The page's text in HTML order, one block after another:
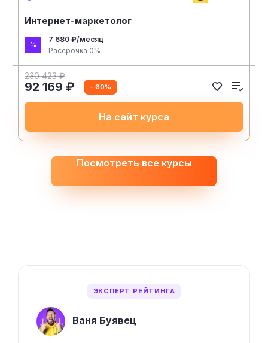
ЭКСПЕРТ РЕЙТИНГА
Ваня Буявец
Интернет-маркетолог
7 680 ₽/месяц
Рассрочка 0%
230 423 ₽
92 169 ₽ - 60%
На сайт курса
Посмотреть все курсы